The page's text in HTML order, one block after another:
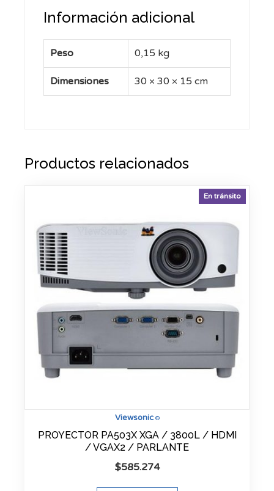
Información adicional
Peso 0,15 kg
Dimensiones 30 × 30 × 15 cm
Productos relacionados
Viewsonic®
En tránsito
PROYECTOR PA503X XGA / 3800L / HDMI
/ VGAX2 / PARLANTE
$585.274